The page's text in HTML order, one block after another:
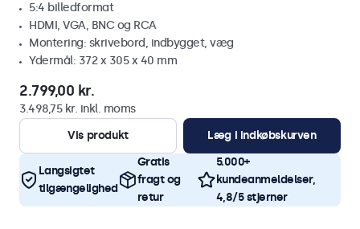
5:4 billedformat
HDMI, VGA, BNC og RCA
Montering: skrivebord, indbygget, væg
Ydermål: 372 x 305 x 40 mm
2.799,00 kr.
3.498,75 kr. inkl. moms
Vis produkt
Læg i indkøbskurven
Langsigtet
tilgængelighed
Gratis
fragt og
retur
5.000+
kundeanmeldelser,
4,8/5 stjerner